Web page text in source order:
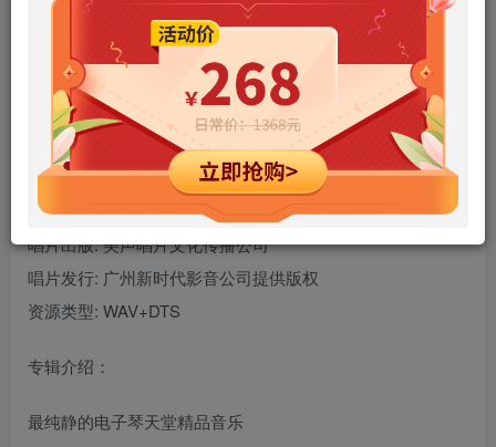
您当前未登录！建议登陆后购买，可保存购买订单
[美声唱片] DTS-ES6.1 试音电子琴-群星《天籁之音》（非卖
品）/WAV+DTS/百度
中文名称: 天籁之音（非卖品）
专辑艺人: 群星
唱片出版: 美声唱片文化传播公司
唱片发行: 广州新时代影音公司提供版权
资源类型: WAV+DTS
专辑介绍：
最纯静的电子琴天堂精品音乐